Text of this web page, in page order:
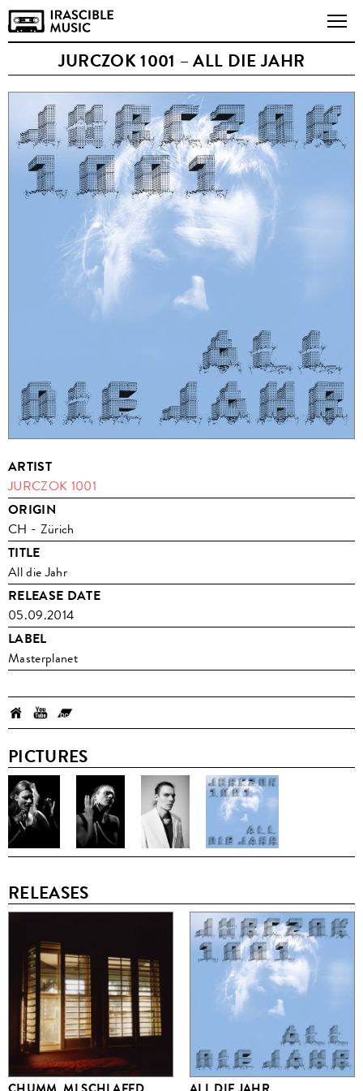
JURCZOK 1001 – ALL DIE JAHR
ARTIST
JURCZOK 1001
ORIGIN
CH - Zürich
TITLE
All die Jahr
RELEASE DATE
05.09.2014
LABEL
Masterplanet
PICTURES
RELEASES